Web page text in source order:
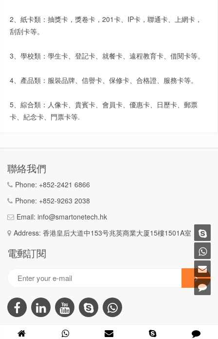
2、紙卡類：抽獎卡，獎卷卡，201卡、IP卡，聯通卡、上網卡，
刮刮卡等。
3、學校類：學生卡、登記卡、就餐卡、遠程教育卡、借閱卡等。
4、產品類：服裝品牌、信譽卡、保修卡、合格證、服務卡等。
5、綜合類：人像卡、貴賓卡、會員卡、優惠卡、日歷卡、郵票
卡、紀念卡、門票卡等.
聯絡我們
Phone: +852-2421 6866
Phone: +852-9263 2038
Email: info@smartonetech.hk
Address: 香港皇后大道中153号兆英商業大厦15樓1501A室
電郵訂閱